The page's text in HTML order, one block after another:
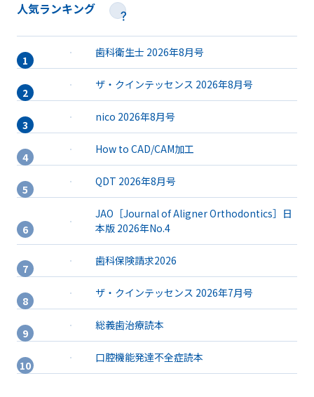
人気ランキング
歯科衛生士 2026年8月号
ザ・クインテッセンス 2026年8月号
nico 2026年8月号
How to CAD/CAM加工
QDT 2026年8月号
JAO［Journal of Aligner Orthodontics］日
本版 2026年No.4
歯科保険請求2026
ザ・クインテッセンス 2026年7月号
総義歯治療読本
口腔機能発達不全症読本